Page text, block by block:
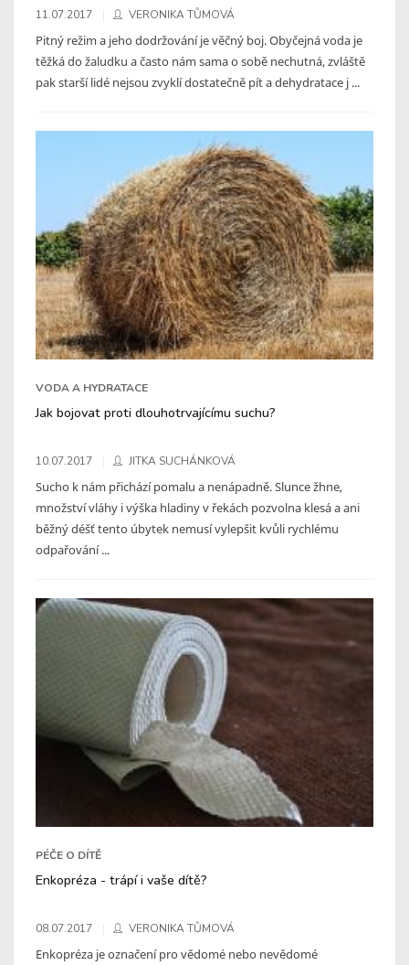
11.07.2017 VERONIKA TŮMOVÁ
Pitný režim a jeho dodržování je věčný boj. Obyčejná voda je
těžká do žaludku a často nám sama o sobě nechutná, zvláště
pak starší lidé nejsou zvyklí dostatečně pít a dehydratace j ...
VODA A HYDRATACE
Jak bojovat proti dlouhotrvajícímu suchu?
10.07.2017 JITKA SUCHÁNKOVÁ
Sucho k nám přichází pomalu a nenápadně. Slunce žhne,
množství vláhy i výška hladiny v řekách pozvolna klesá a ani
běžný déšť tento úbytek nemusí vylepšit kvůli rychlému
odpařování ...
PÉČE O DÍTĚ
Enkopréza - trápí i vaše dítě?
08.07.2017 VERONIKA TŮMOVÁ
Enkopréza je označení pro vědomé nebo nevědomé